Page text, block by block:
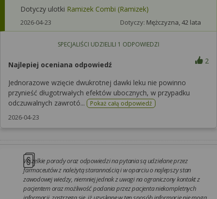
Dotyczy ulotki Ramizek Combi (Ramizek)
2026-04-23 Dotyczy: Mężczyzna, 42 lata
SPECJALIŚCI UDZIELILI 1 ODPOWIEDZI
Najlepiej oceniana odpowiedź 2
Jednorazowe wzięcie dwukrotnej dawki leku nie powinno
przynieść długotrwałych efektów ubocznych, w przypadku
odczuwalnych zawrotó...
Pokaż całą odpowiedź
2026-04-23
Wszelkie porady oraz odpowiedzi na pytania są udzielane przez
farmaceutów z należytą starannością i w oparciu o najlepszy stan
zawodowej wiedzy, niemniej jednak z uwagi na ograniczony kontakt z
pacjentem oraz możliwość podania przez pacjenta niekompletnych